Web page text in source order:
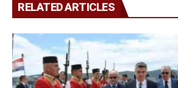
RELATED ARTICLES